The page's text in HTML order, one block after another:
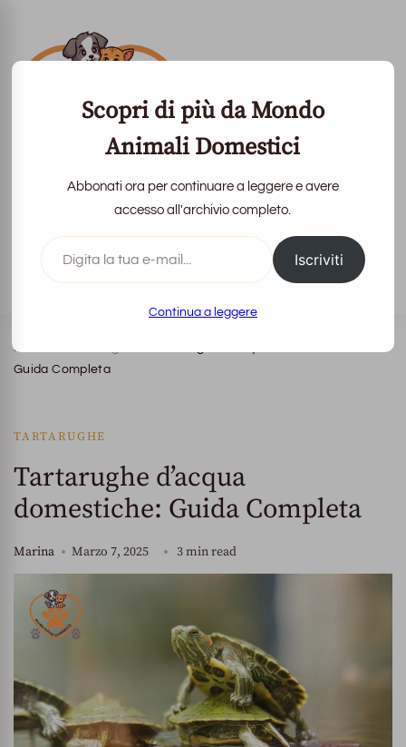
Mondo Animali
Domestici
La vita con loro è più bella
Home
Guida Completa
TARTARUGHE
Tartarughe d’acqua
domestiche: Guida Completa
Marina Marzo 7, 2025 3 min read
Scopri di più da Mondo
Animali Domestici
Abbonati ora per continuare a leggere e avere
accesso all'archivio completo.
Digita
tua
Iscriviti
Continua a leggere